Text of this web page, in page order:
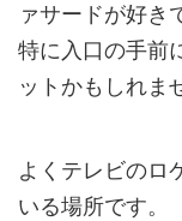
ァサードが好き
特に入口の手前
ットかもしれま
よくテレビのロ
いる場所です。